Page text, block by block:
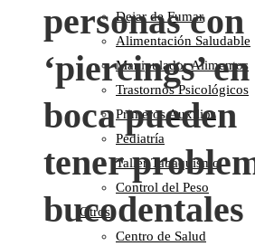
Manifiestos
Comunicados
En nuestra Web
Colaboraciones
Cartas al Director
Medios de Comunicación
Otros
Vídeos
Audio
Cara Oscura
Dejar de Fumar
Alimentación Saludable
Manipulador Alimentos
Trastornos Psicológicos
Primeros Auxilios
Pediatría
Taller Tabaquismo
Control del Peso
Otros
Centro de Salud
personas con
‘piercings’
boca pueden
tener
bucodentales